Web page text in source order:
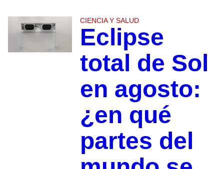
CIENCIA Y SALUD
Eclipse
total de Sol
en agosto:
¿en qué
partes del